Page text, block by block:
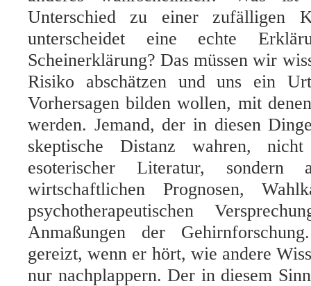
Unterschied zu einer zufälligen
unterscheidet eine echte
Scheinerklärung? Das müssen wir
Risiko abschätzen und uns ein
Vorhersagen bilden wollen, mit
werden. Jemand, der in diesen
skeptische Distanz wahren,
esoterischer Literatur, sondern
wirtschaftlichen Prognosen,
psychotherapeutischen
Anmaßungen der
gereizt, wenn er hört, wie andere
nur nachplappern. Der in diesem